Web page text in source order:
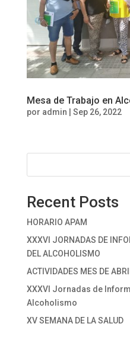
Mesa de Trabajo en
por admin Sep 26, 2022
Recent Posts
HORARIO APAM
XXXVI JORNADAS DE
DEL ALCOHOLISMO
ACTIVIDADES MES DE
XXXVI Jornadas de
Alcoholismo
XV SEMANA DE LA SALUD